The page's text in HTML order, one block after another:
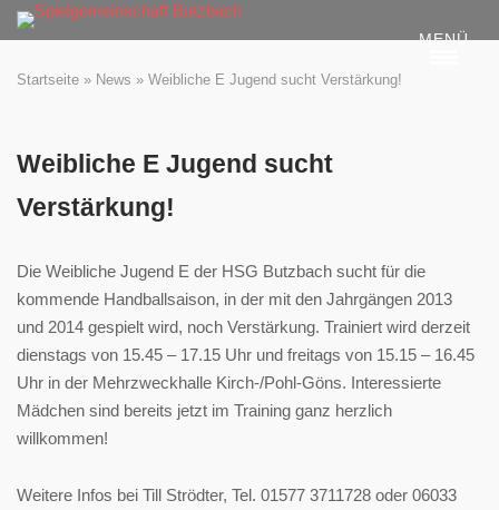
Skip
to
Startseite » News » Weibliche E Jugend sucht Verstärkung!
Weibliche E Jugend sucht
Verstärkung!
Die Weibliche Jugend E der HSG Butzbach sucht für die
kommende Handballsaison, in der mit den Jahrgängen 2013
und 2014 gespielt wird, noch Verstärkung. Trainiert wird derzeit
dienstags von 15.45 – 17.15 Uhr und freitags von 15.15 – 16.45
Uhr in der Mehrzweckhalle Kirch-/Pohl-Göns. Interessierte
Mädchen sind bereits jetzt im Training ganz herzlich
willkommen!
Weitere Infos bei Till Strödter, Tel. 01577 3711728 oder 06033
MENÜ